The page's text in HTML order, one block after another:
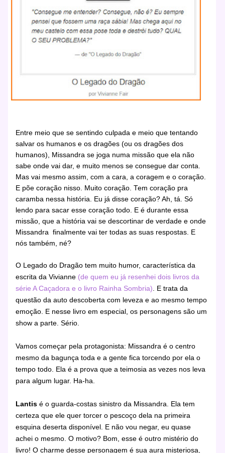
Entre meio que se sentindo culpada e meio que tentando
salvar os humanos e os dragões (ou os dragões dos
humanos), Missandra se joga numa missão que ela não
sabe onde vai dar, e muito menos se consegue dar conta.
Mas vai mesmo assim, com a cara, a coragem e o coração.
E põe coração nisso. Muito coração. Tem coração pra
caramba nessa história. Eu já disse coração? Ah, tá. Só
lendo para sacar esse coração todo. E é durante essa
missão, que a história vai se descortinar de verdade e onde
Missandra finalmente vai ter todas as suas respostas. E
nós também, né?
O Legado do Dragão tem muito humor, característica da
escrita da Vivianne (de quem eu já resenhei dois livros da
série A Caçadora e o livro Rainha Sombria) . E trata da
questão da auto descoberta com leveza e ao mesmo tempo
emoção. E nesse livro em especial, os personagens são um
show a parte. Sério.
Vamos começar pela protagonista: Missandra é o centro
mesmo da bagunça toda e a gente fica torcendo por ela o
tempo todo. Ela é a prova que a teimosia as vezes nos leva
para algum lugar. Ha-ha.
Lantis é o guarda-costas sinistro da Missandra. Ela tem
certeza que ele quer torcer o pescoço dela na primeira
esquina deserta disponível. E não vou negar, eu quase
achei o mesmo. O motivo? Bom, esse é outro mistério do
livro! O charme desse personagem é sua aura misteriosa,